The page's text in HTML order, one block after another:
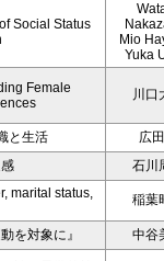
Social Status
Mio
Yuka
Female
川口
と生活
広
石川
marital status,
稲葉
を対象に』 中谷